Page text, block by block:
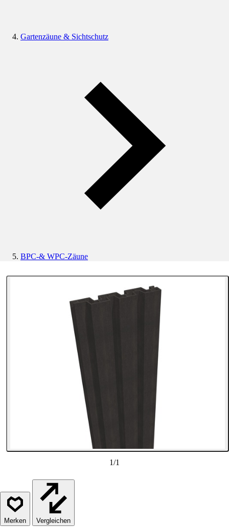
Gartenzäune & Sichtschutz
BPC-& WPC-Zäune
1/1
Vergleichen